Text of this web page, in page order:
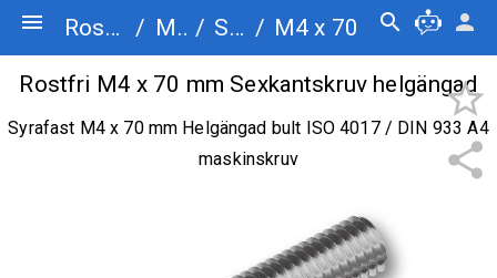
menu Rostfriskruv.se / Maskinskruv / Sexkantskruv helgängad / M4 x 70 search person
share
star_border
Rostfri M4 x 70 mm Sexkantskruv helgängad
Syrafast M4 x 70 mm Helgängad bult ISO 4017 / DIN 933 A4
maskinskruv